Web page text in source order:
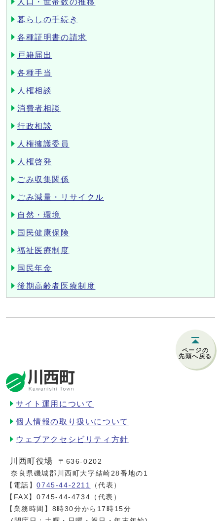
暮らしの手続き
各種証明書の請求
戸籍届出
各種手当
人権相談
消費者相談
行政相談
人権擁護委員
人権啓発
ごみ収集関係
ごみ減量・リサイクル
自然・環境
国民健康保険
福祉医療制度
国民年金
後期高齢者医療制度
ページの
先頭へ戻る
サイト運用について
個人情報の取り扱いについて
ウェブアクセシビリティ方針
川西町役場
〒636-0202
奈良県磯城郡川西町大字結崎28番地の1
【電話】0745-44-2211
（代表）
【FAX】0745-44-4734（代表）
【業務時間】8時30分から17時15分